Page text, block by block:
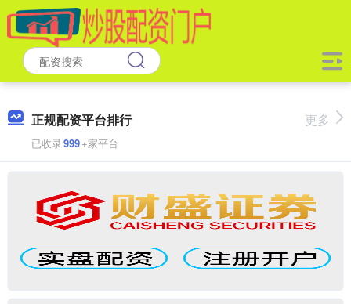
正规配资平台排行
已收录999+家平台
更多